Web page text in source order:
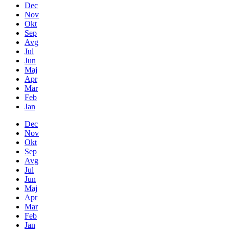
Dec
Nov
Okt
Sep
Avg
Jul
Jun
Maj
Apr
Mar
Feb
Jan
Dec
Nov
Okt
Sep
Avg
Jul
Jun
Maj
Apr
Mar
Feb
Jan